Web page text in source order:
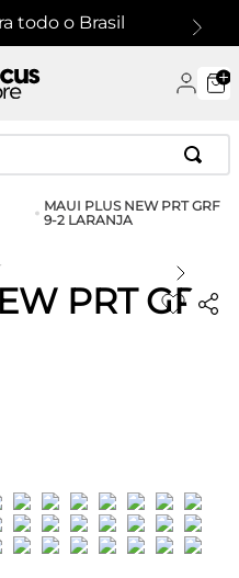
todo o Brasil
MAUI PLUS NEW PRT GRF
9-2 LARANJA
PRT GRF